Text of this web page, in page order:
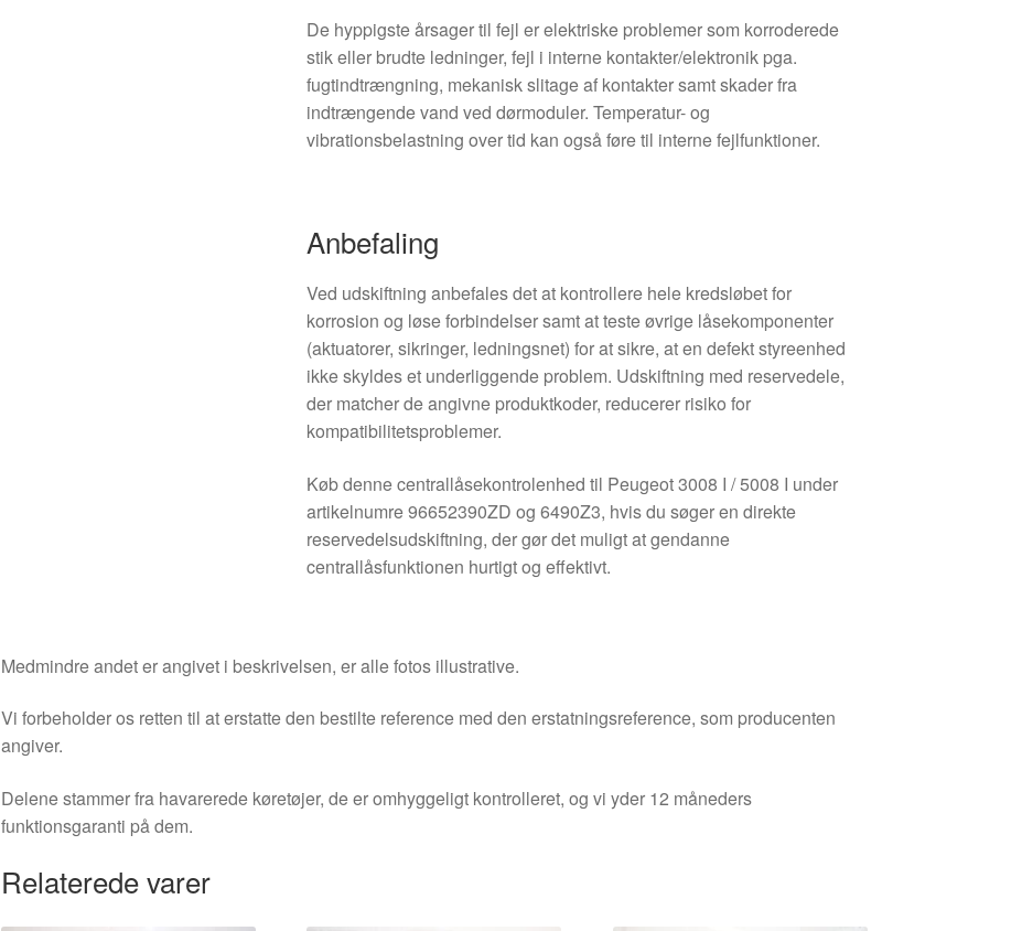
De hyppigste årsager til fejl er elektriske problemer som korroderede
stik eller brudte ledninger, fejl i interne kontakter/elektronik pga.
fugtindtrængning, mekanisk slitage af kontakter samt skader fra
indtrængende vand ved dørmoduler. Temperatur- og
vibrationsbelastning over tid kan også føre til interne fejlfunktioner.
Anbefaling
Ved udskiftning anbefales det at kontrollere hele kredsløbet for
korrosion og løse forbindelser samt at teste øvrige låsekomponenter
(aktuatorer, sikringer, ledningsnet) for at sikre, at en defekt styreenhed
ikke skyldes et underliggende problem. Udskiftning med reservedele,
der matcher de angivne produktkoder, reducerer risiko for
kompatibilitetsproblemer.
Køb denne centrallåsekontrolenhed til Peugeot 3008 I / 5008 I under
artikelnumre 96652390ZD og 6490Z3, hvis du søger en direkte
reservedelsudskiftning, der gør det muligt at gendanne
centrallåsfunktionen hurtigt og effektivt.
Medmindre andet er angivet i beskrivelsen, er alle fotos illustrative.
Vi forbeholder os retten til at erstatte den bestilte reference med den erstatningsreference, som producenten
angiver.
Delene stammer fra havarerede køretøjer, de er omhyggeligt kontrolleret, og vi yder 12 måneders
funktionsgaranti på dem.
Relaterede varer